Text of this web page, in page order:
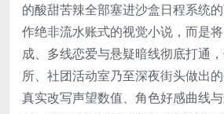
的酸甜苦辣全部塞进沙盒日程系统
作绝非流水账式的视觉小说，而是
成、多线恋爱与悬疑暗线彻底打通
所、社团活动室乃至深夜街头做出
真实改写声望数值、角色好感曲线